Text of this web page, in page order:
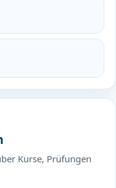
Kurse, Prüfungen